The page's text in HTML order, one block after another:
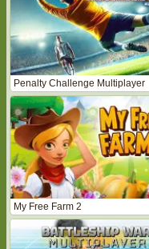
Penalty Challenge Multiplayer
My Free Farm 2